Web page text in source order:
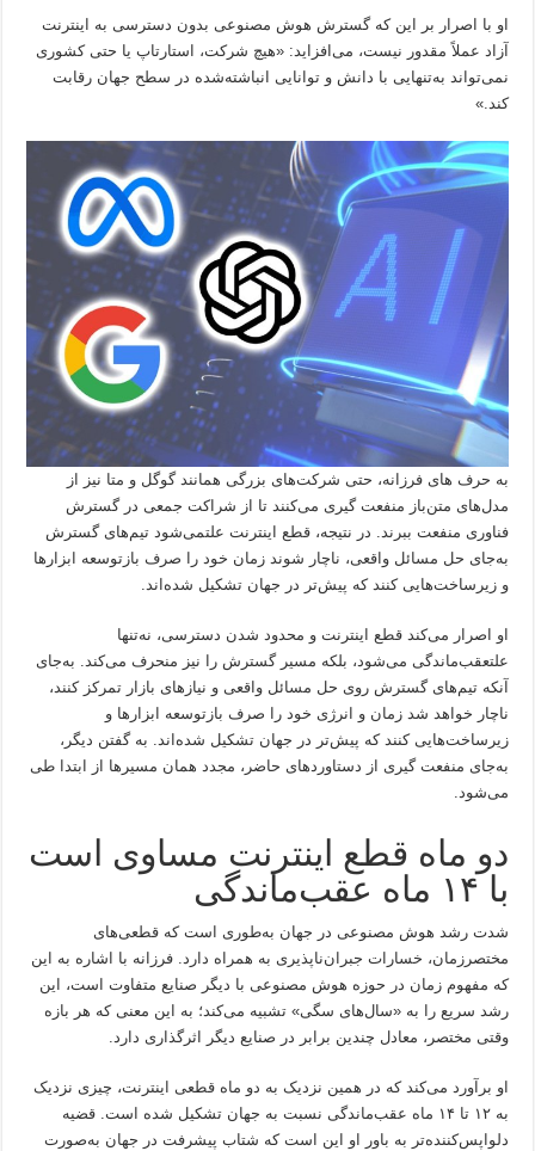
او با اصرار بر این که گسترش هوش مصنوعی بدون دسترسی به اینترنت
آزاد عملاً مقدور نیست، می‌افزاید: «هیچ شرکت، استارتاپ یا حتی کشوری
نمی‌تواند به‌تنهایی با دانش و توانایی انباشته‌شده در سطح جهان رقابت
کند.»
به حرف های فرزانه، حتی شرکت‌های بزرگی همانند گوگل و متا نیز از
مدل‌های متن‌باز منفعت گیری می‌کنند تا از شراکت جمعی در گسترش
فناوری منفعت ببرند. در نتیجه، قطع اینترنت علتمی‌شود تیم‌های گسترش
به‌جای حل مسائل واقعی، ناچار شوند زمان خود را صرف بازتوسعه ابزارها
و زیرساخت‌هایی کنند که پیش‌تر در جهان تشکیل شده‌اند.
او اصرار می‌کند قطع اینترنت و محدود شدن دسترسی، نه‌تنها
علتعقب‌ماندگی می‌شود، بلکه مسیر گسترش را نیز منحرف می‌کند. به‌جای
آنکه تیم‌های گسترش روی حل مسائل واقعی و نیازهای بازار تمرکز کنند،
ناچار خواهد شد زمان و انرژی خود را صرف بازتوسعه ابزارها و
زیرساخت‌هایی کنند که پیش‌تر در جهان تشکیل شده‌اند. به گفتن دیگر،
به‌جای منفعت گیری از دستاوردهای حاضر، مجدد همان مسیرها از ابتدا طی
می‌شود.
دو ماه قطع اینترنت مساوی است
با ۱۴ ماه عقب‌ماندگی
شدت رشد هوش مصنوعی در جهان به‌طوری است که قطعی‌های
مختصر‌زمان، خسارات جبران‌ناپذیری به همراه دارد. فرزانه با اشاره به این
که مفهوم زمان در حوزه هوش مصنوعی با دیگر صنایع متفاوت است، این
رشد سریع را به «سال‌های سگی» تشبیه می‌کند؛ به این معنی که هر بازه
وقتی مختصر، معادل چندین برابر در صنایع دیگر اثرگذاری دارد.
او برآورد می‌کند که در همین نزدیک به دو ماه قطعی اینترنت، چیزی نزدیک
به ۱۲ تا ۱۴ ماه عقب‌ماندگی نسبت به جهان تشکیل شده است. قضیه
دلواپس‌کننده‌تر به باور او این است که شتاب پیشرفت در جهان به‌صورت